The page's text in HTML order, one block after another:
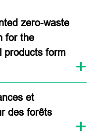
zero-waste
for the
products form
et
des forêts